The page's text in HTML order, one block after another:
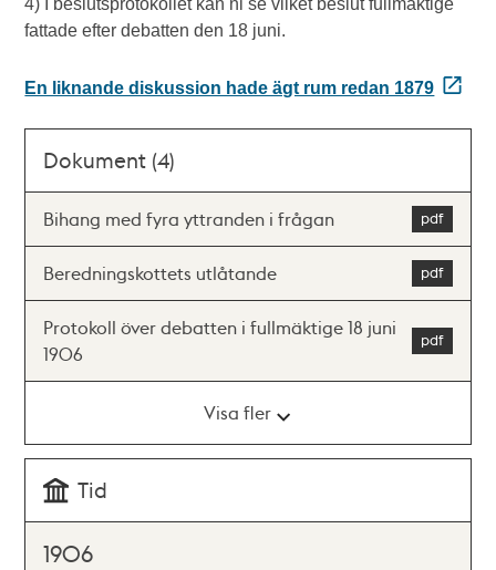
4) I beslutsprotokollet kan ni se vilket beslut fullmäktige
fattade efter debatten den 18 juni.
En liknande diskussion hade ägt rum redan 1879
Dokument (4)
Bihang med fyra yttranden i frågan
Beredningskottets utlåtande
Protokoll över debatten i fullmäktige 18 juni
1906
Visa fler
Tid
1906